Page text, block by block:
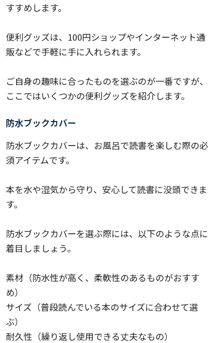
すすめします。
便利グッズは、100円ショップやインターネット通
販などで手軽に手に入れられます。
ご自身の趣味に合ったものを選ぶのが一番ですが、
ここではいくつかの便利グッズを紹介します。
防水ブックカバー
防水ブックカバーは、お風呂で読書を楽しむ際の必
須アイテムです。
本を水や湿気から守り、安心して読書に没頭できま
す。
防水ブックカバーを選ぶ際には、以下のような点に
着目しましょう。
素材（防水性が高く、柔軟性のあるものがおすす
め）
サイズ（普段読んでいる本のサイズに合わせて選
ぶ）
耐久性（繰り返し使用できる丈夫なもの）